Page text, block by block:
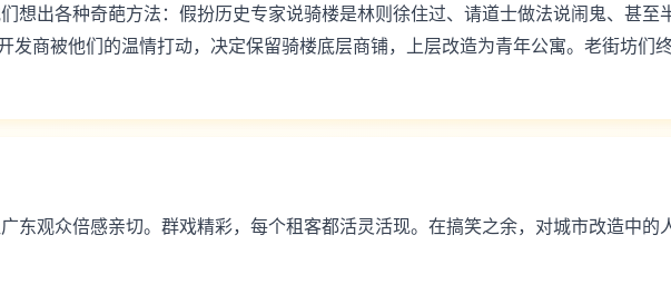
想出各种奇葩方法：假扮历史专家说骑楼是林则徐住过、请道士做法说闹鬼、甚至
发商被他们的温情打动，决定保留骑楼底层商铺，上层改造为青年公寓。老街坊们
东观众倍感亲切。群戏精彩，每个租客都活灵活现。在搞笑之余，对城市改造中的